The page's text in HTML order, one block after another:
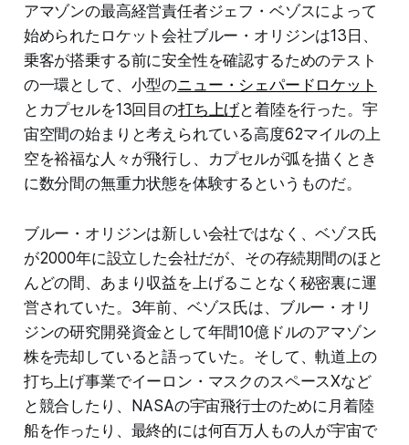
アマゾンの最高経営責任者ジェフ・ベゾスによって
始められたロケット会社ブルー・オリジンは13日、
乗客が搭乗する前に安全性を確認するためのテスト
の一環として、小型のニュー・シェパードロケット
とカプセルを13回目の打ち上げと着陸を行った。宇
宙空間の始まりと考えられている高度62マイルの上
空を裕福な人々が飛行し、カプセルが弧を描くとき
に数分間の無重力状態を体験するというものだ。
ブルー・オリジンは新しい会社ではなく、ベゾス氏
が2000年に設立した会社だが、その存続期間のほと
んどの間、あまり収益を上げることなく秘密裏に運
営されていた。3年前、ベゾス氏は、ブルー・オリ
ジンの研究開発資金として年間10億ドルのアマゾン
株を売却していると語っていた。そして、軌道上の
打ち上げ事業でイーロン・マスクのスペースXなど
と競合したり、NASAの宇宙飛行士のために月着陸
船を作ったり、最終的には何百万人もの人が宇宙で